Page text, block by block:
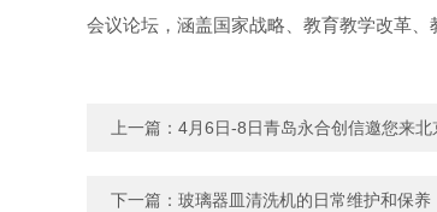
会议论坛，涵盖国家战略、教育教学改革、
上一篇： 4月6日-8日青岛永合创信邀您来北
下一篇： 玻璃器皿清洗机的日常维护和保养